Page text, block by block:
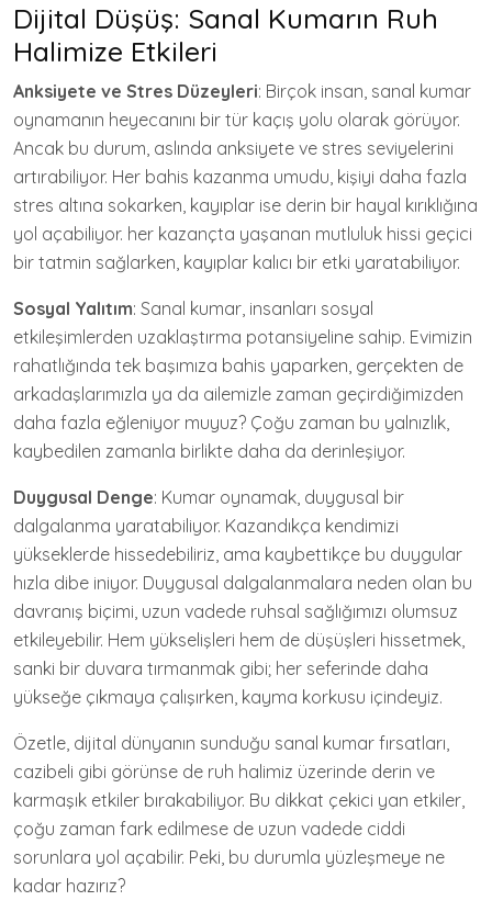
Dijital Düşüş: Sanal Kumarın Ruh
Halimize Etkileri
Anksiyete ve Stres Düzeyleri: Birçok insan, sanal kumar
oynamanın heyecanını bir tür kaçış yolu olarak görüyor.
Ancak bu durum, aslında anksiyete ve stres seviyelerini
artırabiliyor. Her bahis kazanma umudu, kişiyi daha fazla
stres altına sokarken, kayıplar ise derin bir hayal kırıklığına
yol açabiliyor. her kazançta yaşanan mutluluk hissi geçici
bir tatmin sağlarken, kayıplar kalıcı bir etki yaratabiliyor.
Sosyal Yalıtım: Sanal kumar, insanları sosyal
etkileşimlerden uzaklaştırma potansiyeline sahip. Evimizin
rahatlığında tek başımıza bahis yaparken, gerçekten de
arkadaşlarımızla ya da ailemizle zaman geçirdiğimizden
daha fazla eğleniyor muyuz? Çoğu zaman bu yalnızlık,
kaybedilen zamanla birlikte daha da derinleşiyor.
Duygusal Denge: Kumar oynamak, duygusal bir
dalgalanma yaratabiliyor. Kazandıkça kendimizi
yükseklerde hissedebiliriz, ama kaybettikçe bu duygular
hızla dibe iniyor. Duygusal dalgalanmalara neden olan bu
davranış biçimi, uzun vadede ruhsal sağlığımızı olumsuz
etkileyebilir. Hem yükselişleri hem de düşüşleri hissetmek,
sanki bir duvara tırmanmak gibi; her seferinde daha
yükseğe çıkmaya çalışırken, kayma korkusu içindeyiz.
Özetle, dijital dünyanın sunduğu sanal kumar fırsatları,
cazibeli gibi görünse de ruh halimiz üzerinde derin ve
karmaşık etkiler bırakabiliyor. Bu dikkat çekici yan etkiler,
çoğu zaman fark edilmese de uzun vadede ciddi
sorunlara yol açabilir. Peki, bu durumla yüzleşmeye ne
kadar hazırız?